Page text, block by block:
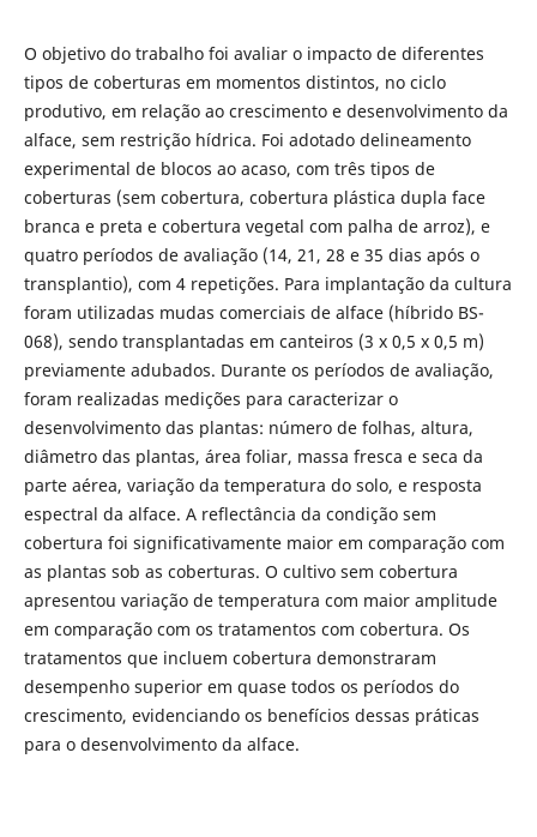
O objetivo do trabalho foi avaliar o impacto de diferentes
tipos de coberturas em momentos distintos, no ciclo
produtivo, em relação ao crescimento e desenvolvimento da
alface, sem restrição hídrica. Foi adotado delineamento
experimental de blocos ao acaso, com três tipos de
coberturas (sem cobertura, cobertura plástica dupla face
branca e preta e cobertura vegetal com palha de arroz), e
quatro períodos de avaliação (14, 21, 28 e 35 dias após o
transplantio), com 4 repetições. Para implantação da cultura
foram utilizadas mudas comerciais de alface (híbrido BS-
068), sendo transplantadas em canteiros (3 x 0,5 x 0,5 m)
previamente adubados. Durante os períodos de avaliação,
foram realizadas medições para caracterizar o
desenvolvimento das plantas: número de folhas, altura,
diâmetro das plantas, área foliar, massa fresca e seca da
parte aérea, variação da temperatura do solo, e resposta
espectral da alface. A reflectância da condição sem
cobertura foi significativamente maior em comparação com
as plantas sob as coberturas. O cultivo sem cobertura
apresentou variação de temperatura com maior amplitude
em comparação com os tratamentos com cobertura. Os
tratamentos que incluem cobertura demonstraram
desempenho superior em quase todos os períodos do
crescimento, evidenciando os benefícios dessas práticas
para o desenvolvimento da alface.